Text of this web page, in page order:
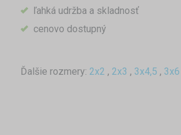
ľahká udržba a skladnosť
cenovo dostupný
Ďalšie rozmery: 2x2 , 2x3 , 3x4,5 , 3x6